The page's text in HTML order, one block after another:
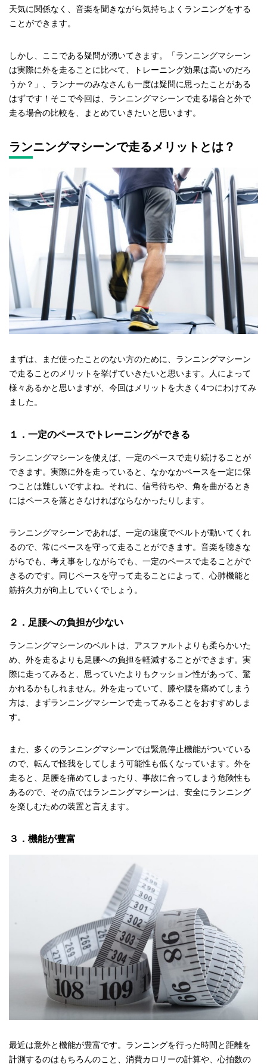
天気に関係なく、音楽を聞きながら気持ちよくランニングをする
ことができます。
しかし、ここである疑問が湧いてきます。「ランニングマシーン
は実際に外を走ることに比べて、トレーニング効果は高いのだろ
うか？」、ランナーのみなさんも一度は疑問に思ったことがある
はずです！そこで今回は、ランニングマシーンで走る場合と外で
走る場合の比較を、まとめていきたいと思います。
ランニングマシーンで走るメリットとは？
まずは、まだ使ったことのない方のために、ランニングマシーン
で走ることのメリットを挙げていきたいと思います。人によって
様々あるかと思いますが、今回はメリットを大きく4つにわけてみ
ました。
１．一定のペースでトレーニングができる
ランニングマシーンを使えば、一定のペースで走り続けることが
できます。実際に外を走っていると、なかなかペースを一定に保
つことは難しいですよね。それに、信号待ちや、角を曲がるとき
にはペースを落とさなければならなかったりします。
ランニングマシーンであれば、一定の速度でベルトが動いてくれ
るので、常にペースを守って走ることができます。音楽を聴きな
がらでも、考え事をしながらでも、一定のペースで走ることがで
きるのです。同じペースを守って走ることによって、心肺機能と
筋持久力が向上していくでしょう。
２．足腰への負担が少ない
ランニングマシーンのベルトは、アスファルトよりも柔らかいた
め、外を走るよりも足腰への負担を軽減することができます。実
際に走ってみると、思っていたよりもクッション性があって、驚
かれるかもしれません。外を走っていて、膝や腰を痛めてしまう
方は、まずランニングマシーンで走ってみることをおすすめしま
す。
また、多くのランニングマシーンでは緊急停止機能がついている
ので、転んで怪我をしてしまう可能性も低くなっています。外を
走ると、足腰を痛めてしまったり、事故に合ってしまう危険性も
あるので、その点ではランニングマシーンは、安全にランニング
を楽しむための装置と言えます。
３．機能が豊富
最近は意外と機能が豊富です。ランニングを行った時間と距離を
計測するのはもちろんのこと、消費カロリーの計算や、心拍数の